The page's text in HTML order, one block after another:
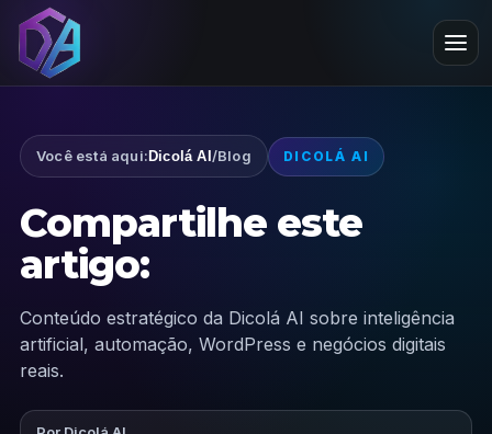
Você está aqui: Dicolá AI /Blog DICOLÁ AI
Compartilhe este
artigo:
Conteúdo estratégico da Dicolá AI sobre inteligência
artificial, automação, WordPress e negócios digitais
reais.